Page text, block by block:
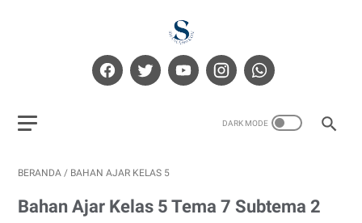
BERANDA / BAHAN AJAR KELAS 5
Bahan Ajar Kelas 5 Tema 7 Subtema 2